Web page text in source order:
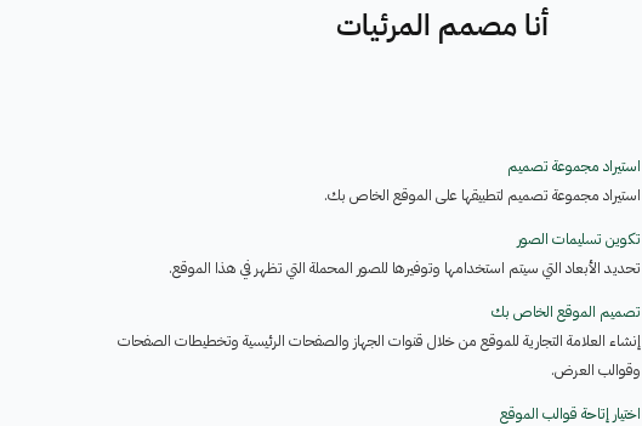
أنا مصمم المرئيات
استيراد مجموعة تصميم
استيراد مجموعة تصميم لتطبيقها على الموقع الخاص بك.
تكوين تسليمات الصور
تحديد الأبعاد التي سيتم استخدامها وتوفيرها للصور المحملة التي تظهر في هذا الموقع.
تصميم الموقع الخاص بك
إنشاء العلامة التجارية للموقع من خلال قنوات الجهاز والصفحات الرئيسية وتخطيطات الصفحات
وقوالب العرض.
اختيار إتاحة قوالب الموقع